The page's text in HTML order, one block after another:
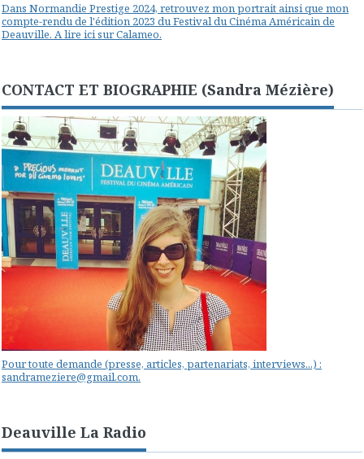
Dans Normandie Prestige 2024, retrouvez mon portrait ainsi que mon
compte-rendu de l'édition 2023 du Festival du Cinéma Américain de
Deauville. A lire ici sur Calameo.
CONTACT ET BIOGRAPHIE (Sandra Mézière)
Pour toute demande (presse, articles, partenariats, interviews...) :
sandrameziere@gmail.com.
Deauville La Radio